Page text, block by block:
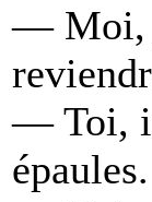
— Moi,
— Toi,
épaules.